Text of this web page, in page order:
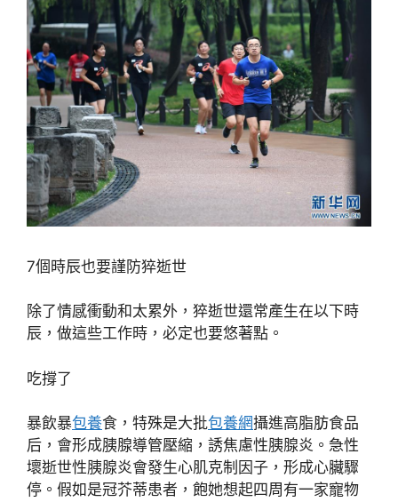
7個時辰也要謹防猝逝世
除了情感衝動和太累外，猝逝世還常產生在以下時
辰，做這些工作時，必定也要悠著點。
吃撐了
暴飲暴包養食，特殊是大批包養網攝進高脂肪食品
后，會形成胰腺導管壓縮，誘焦慮性胰腺炎。急性
壞逝世性胰腺炎會發生心肌克制因子，形成心臟驟
停。假如是冠芥蒂患者，飽她想起四周有一家寵物